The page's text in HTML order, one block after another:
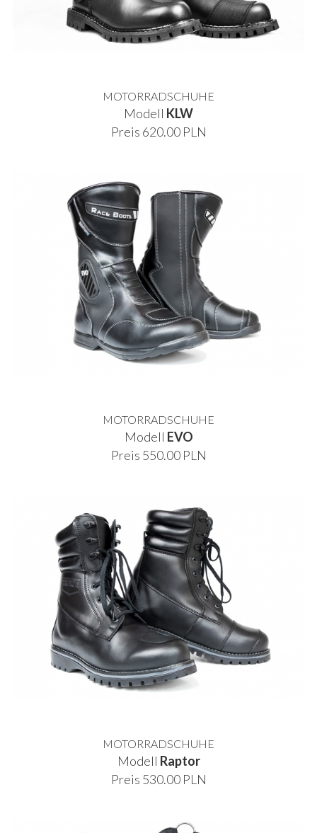
MOTORRADSCHUHE
Modell KLW
Preis 620.00 PLN
MOTORRADSCHUHE
Modell EVO
Preis 550.00 PLN
MOTORRADSCHUHE
Modell Raptor
Preis 530.00 PLN